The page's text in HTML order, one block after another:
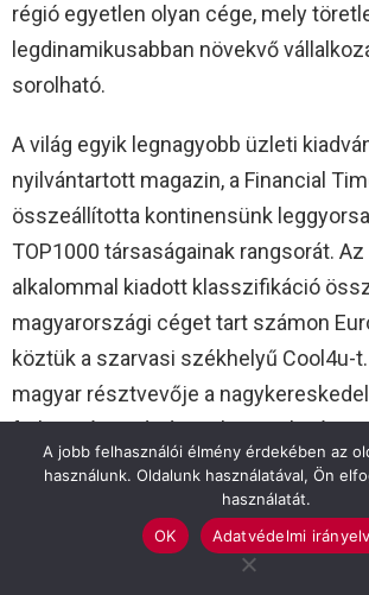
régió egyetlen olyan cége, mely
legdinamikusabban növekvő
sorolható.
A világ egyik legnagyobb üzleti
nyilvántartott magazin, a Financial
összeállította kontinensünk
TOP1000 társaságainak rangsorát. Az
alkalommal kiadott klasszifikáció
magyarországi céget tart számon
köztük a szarvasi székhelyű Cool4u-
magyar résztvevője a
fejlesztés, gyártás, IT, logisztika és a
szektorból került ki.
A magyar siker és ami
A jobb felhasználói élmény érdekében az
használunk. Oldalunk használatával, Ön
használatát.
OK
Adatvédelmi